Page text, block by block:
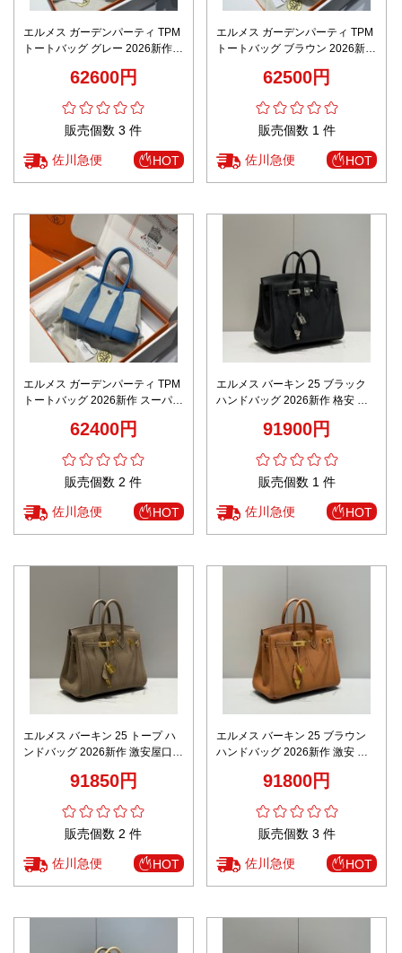
エルメス ガーデンパーティ TPM
トートバッグ グレー 2026新作
使用 精密ディテール 安心サイト
62600円
販売個数 3 件
佐川急便 HOT
エルメス ガーデンパーティ TPM
トートバッグ ブラウン 2026新作
用 精密ディテール 安心サイト 秘
62500円
販売個数 1 件
佐川急便 HOT
エルメス ガーデンパーティ TPM
トートバッグ 2026新作 スーパー
使用 精密ディテール 安心サイト
62400円
販売個数 2 件
佐川急便 HOT
エルメス バーキン 25 ブラック
ハンドバッグ 2026新作 格安 高
高級感仕上げ 安心サイト 秘密厳
91900円
販売個数 1 件
佐川急便 HOT
エルメス バーキン 25 トープ ハ
ンドバッグ 2026新作 激安屋口コ
ール 高級感仕上げ 安心サイト 秘
91850円
販売個数 2 件
佐川急便 HOT
エルメス バーキン 25 ブラウン
ハンドバッグ 2026新作 激安 高
高級感仕上げ 安心サイト 秘密厳
91800円
販売個数 3 件
佐川急便 HOT